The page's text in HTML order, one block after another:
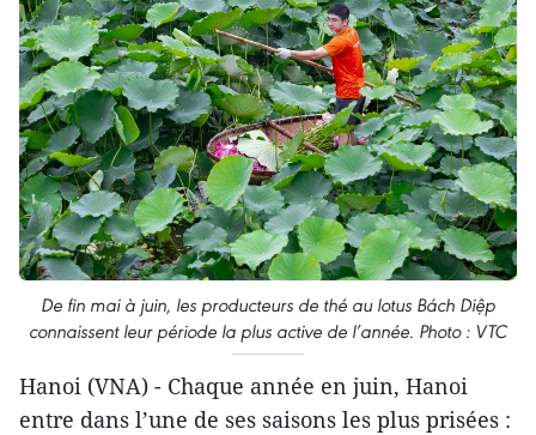
De fin mai à juin, les producteurs de thé au lotus Bách Diệp
connaissent leur période la plus active de l’année. Photo : VTC
Hanoi (VNA) - Chaque année en juin, Hanoi
entre dans l’une de ses saisons les plus prisées :